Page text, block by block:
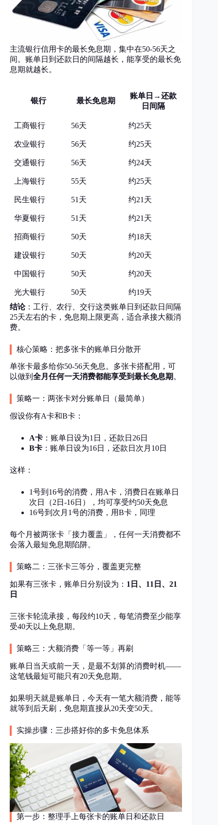
主流银行信用卡的最长免息期，集中在50-56天之
间。账单日到还款日的间隔越长，能享受的最长免
息期就越长。
银行 最长免息期
账单日→还款
日间隔
工商银行 56天 约25天
农业银行 56天 约25天
交通银行 56天 约24天
上海银行 55天 约25天
民生银行 51天 约21天
华夏银行 51天 约21天
招商银行 50天 约18天
建设银行 50天 约20天
中国银行 50天 约20天
光大银行 50天
约19天
结论：工行、农行、交行这类账单日到还款日间隔
25天左右的卡，免息期上限更高，适合承接大额消
费。
核心策略：把多张卡的账单日分散开
单张卡最多给你50-56天免息。多张卡搭配用，可
以做到 全月任何一天消费都能享受到最长免息期。
策略一：两张卡对分账单日（最简单）
假设你有A卡和B卡：
A卡 ：账单日设为1日，还款日26日
B卡 ：账单日设为16日，还款日次月10日
这样：
1号到16号的消费，用A卡，消费日在账单日
次日（2日-16日），均可享受约50天免息
16号到次月1号的消费，用B卡，同理
每个月被两张卡「接力覆盖」，任何一天消费都不
会落入最短免息期陷阱。
策略二：三张卡三等分，覆盖更完整
如果有三张卡，账单日分别设为： 1日、11日、21
日
三张卡轮流承接，每段约10天，每笔消费至少能享
受40天以上免息期。
策略三：大额消费「等一等」再刷
账单日当天或前一天，是最不划算的消费时机——
这笔钱最短可能只有20天免息期。
如果明天就是账单日，今天有一笔大额消费，能等
就等到后天刷，免息期直接从20天变50天。
实操步骤：三步搭好你的多卡免息体系
第一步：整理手上每张卡的账单日和还款日